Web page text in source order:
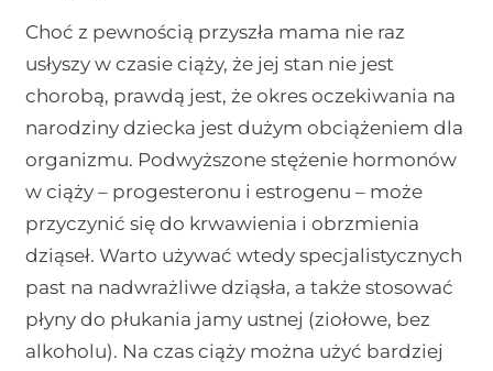
Choć z pewnością przyszła mama nie raz
usłyszy w czasie ciąży, że jej stan nie jest
chorobą, prawdą jest, że okres oczekiwania na
narodziny dziecka jest dużym obciążeniem dla
organizmu. Podwyższone stężenie hormonów
w ciąży – progesteronu i estrogenu – może
przyczynić się do krwawienia i obrzmienia
dziąseł. Warto używać wtedy specjalistycznych
past na nadwrażliwe dziąsła, a także stosować
płyny do płukania jamy ustnej (ziołowe, bez
alkoholu). Na czas ciąży można użyć bardziej